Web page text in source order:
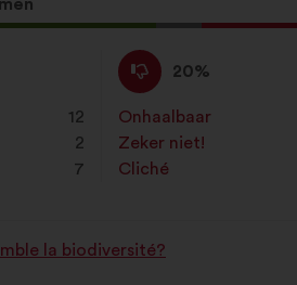
12
2
7
Niet
mee
eens
:
20%
Dit
voorstel
is
gekwalificeerd
als:
Onhaalbaar
:keer
Zeker niet!
:keer
Cliché
:keer
la biodiversité?